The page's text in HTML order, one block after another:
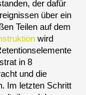
der dafür
über ein
Teilen auf dem
wird
in 8
und die
Im letzten Schritt